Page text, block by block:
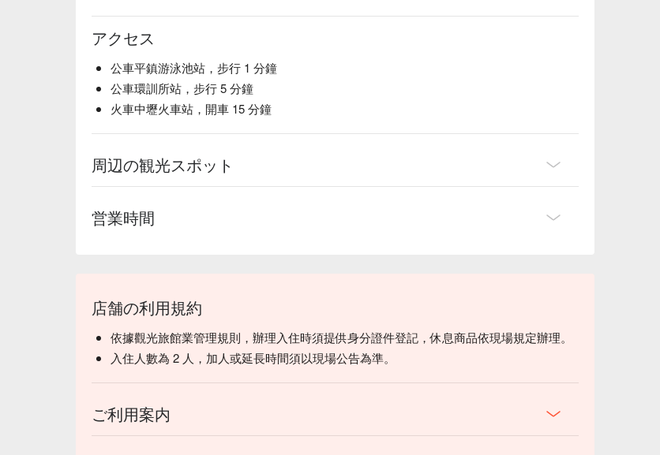
アクセス
公車平鎮游泳池站，步行 1 分鐘
公車環訓所站，步行 5 分鐘
火車中壢火車站，開車 15 分鐘
周辺の観光スポット
営業時間
店舗の利用規約
依據觀光旅館業管理規則，辦理入住時須提供身分證件登記，休息商品依現場規定辦理。
入住人數為 2 人，加人或延長時間須以現場公告為準。
ご利用案内